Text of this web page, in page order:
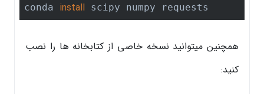
conda install scipy numpy requests
همچنین میتوانید نسخه خاصی از کتابخانه ها را نصب
کنید: